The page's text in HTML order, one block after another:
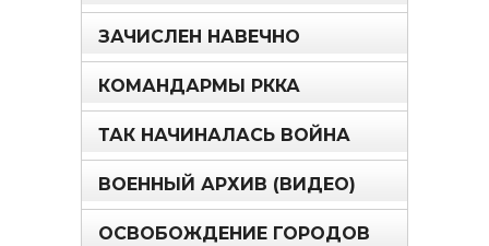
ЗАЧИСЛЕН НАВЕЧНО
КОМАНДАРМЫ РККА
ТАК НАЧИНАЛАСЬ ВОЙНА
ВОЕННЫЙ АРХИВ (ВИДЕО)
ОСВОБОЖДЕНИЕ ГОРОДОВ